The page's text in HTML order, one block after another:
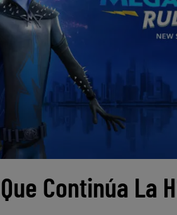
Continúa La